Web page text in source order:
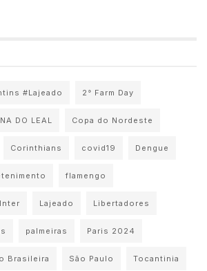
#Lajeado 2° Farm Day
DO LEAL Copa do Nordeste
Corinthians covid19 Dengue
flamengo
Inter Lajeado Libertadores
palmeiras Paris 2024
Brasileira São Paulo Tocantinia